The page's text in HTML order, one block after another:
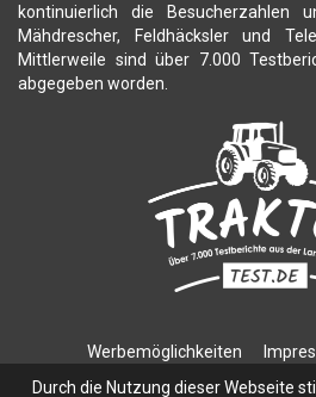
kontinuierlich die Besucherzahlen
Mähdrescher, Feldhäcksler und
Mittlerweile sind über 7.000
abgegeben worden.
Werbemöglichkeiten
Durch die Nutzung dieser Webseite